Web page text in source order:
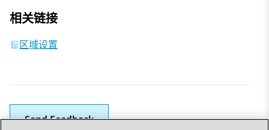
相关链接
区域设置
Send Feedback